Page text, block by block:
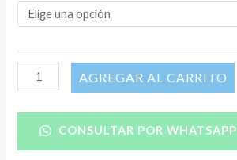
AÑADIR AL CARRITO
CONSULTAR POR WHATSAPP